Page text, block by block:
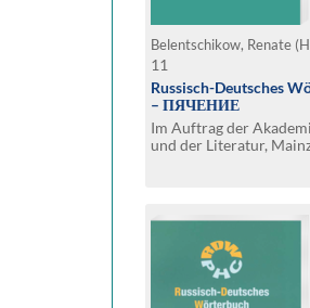
Belentschikow, Renate
11
Russisch-Deutsches
– ПЯЧЕНИЕ
Im Auftrag der
und der Literatur,